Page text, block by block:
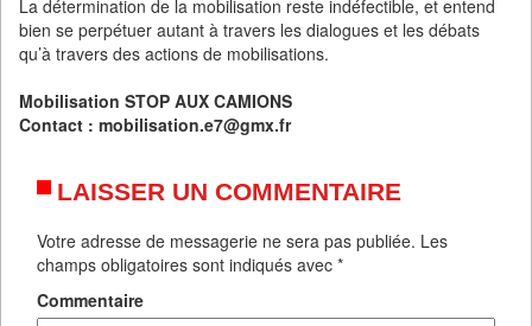
La détermination de la mobilisation reste indéfectible, et entend
bien se perpétuer autant à travers les dialogues et les débats
qu’à travers des actions de mobilisations.
Mobilisation STOP AUX CAMIONS
Contact : mobilisation.e7@gmx.fr
LAISSER UN COMMENTAIRE
Votre adresse de messagerie ne sera pas publiée. Les
champs obligatoires sont indiqués avec *
Commentaire